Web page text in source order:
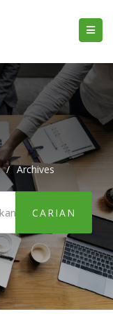
/ Archives